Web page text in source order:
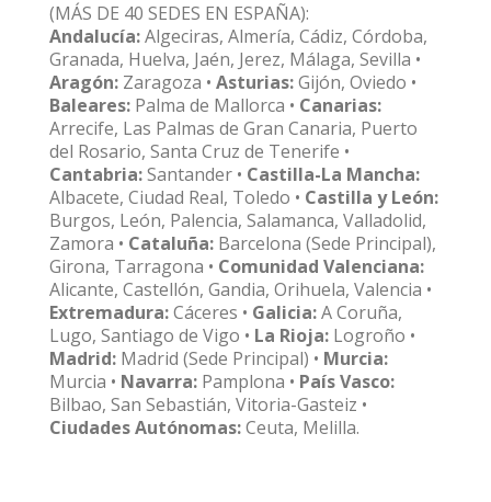
(MÁS DE 40 SEDES EN ESPAÑA):
Andalucía:Algeciras, Almería, Cádiz, Córdoba,
Granada, Huelva, Jaén, Jerez, Málaga, Sevilla •
Aragón: Zaragoza • Asturias:Gijón, Oviedo •
Baleares: Palma de Mallorca • Canarias:
Arrecife, Las Palmas de Gran Canaria, Puerto
del Rosario, Santa Cruz de Tenerife •
Cantabria:Santander • Castilla-La Mancha:
Albacete, Ciudad Real, Toledo • Castilla y León:
Burgos, León, Palencia, Salamanca, Valladolid,
Zamora • Cataluña: Barcelona (Sede Principal),
Girona, Tarragona • Comunidad Valenciana:
Alicante, Castellón, Gandia, Orihuela, Valencia •
Extremadura:Cáceres • Galicia:A Coruña,
Lugo, Santiago de Vigo • La Rioja: Logroño •
Madrid: Madrid (Sede Principal) • Murcia:
Murcia • Navarra: Pamplona • País Vasco:
Bilbao, San Sebastián, Vitoria-Gasteiz •
Ciudades Autónomas:Ceuta, Melilla.